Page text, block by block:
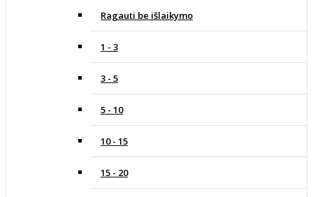
Ragauti be išlaikymo
1 - 3
3 - 5
5 - 10
10 - 15
15 - 20